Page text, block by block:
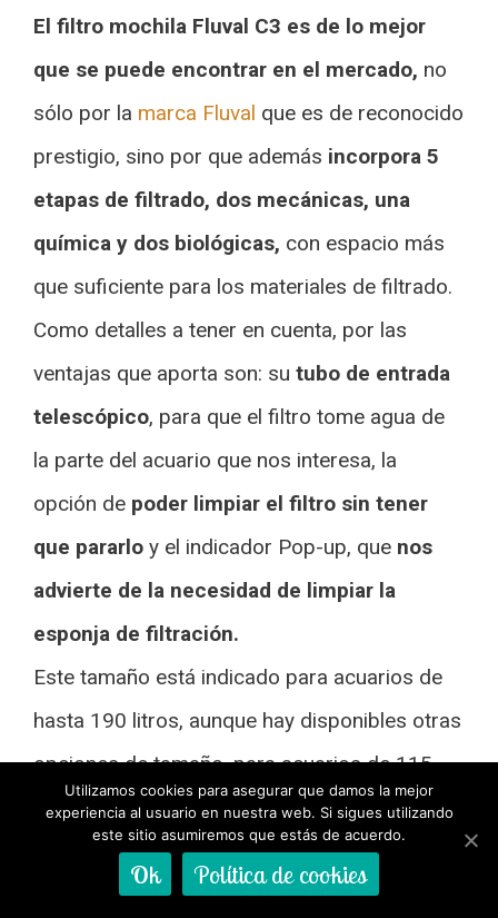
El filtro mochila Fluval C3 es de lo mejor
que se puede encontrar en el mercado, no
sólo por la marca Fluval que es de reconocido
prestigio, sino por que además incorpora 5
etapas de filtrado, dos mecánicas, una
química y dos biológicas, con espacio más
que suficiente para los materiales de filtrado.
Como detalles a tener en cuenta, por las
ventajas que aporta son: su tubo de entrada
telescópico, para que el filtro tome agua de
la parte del acuario que nos interesa, la
opción de poder limpiar el filtro sin tener
que pararlo y el indicador Pop-up, que nos
advierte de la necesidad de limpiar la
esponja de filtración.
Este tamaño está indicado para acuarios de
hasta 190 litros, aunque hay disponibles otras
opciones de tamaño, para acuarios de 115
litros (Filtro Fluval C-2) y acuarios de 265
Filtro Fluval C-4), por si el modelo y las
prestaciones te gustan, pero tu acuario es
Utilizamos cookies para asegurar que damos la mejor
experiencia al usuario en nuestra web. Si sigues utilizando
este sitio asumiremos que estás de acuerdo.
Ok Política de cookies